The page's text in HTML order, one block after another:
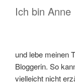
Ich bin Anne
und lebe meinen
Bloggerin. So
vielleicht nicht